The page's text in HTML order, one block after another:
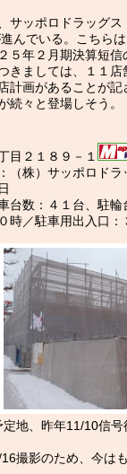
サッポロドラッグス
んでいる。こちら
５年２月期決算短
きましては、１１
計画があることが記
続々と登場しそう。
目２１８９－１
（株）サッポロドラ
台数：４１台、駐輪
時／駐車用出入口：
地、昨年11/10信
撮影のため、今は